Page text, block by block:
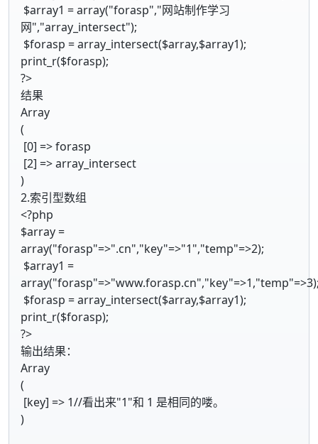
$array1 = array("forasp","网站制作学习
网","array_intersect");
$forasp = array_intersect($array,$array1);
print_r($forasp);
?>
结果
Array
(
[0] => forasp
[2] => array_intersect
)
2.索引型数组
<?php
$array =
array("forasp"=>".cn","key"=>"1","temp"=>2);
$array1 =
$forasp = array_intersect($array,$array1);
print_r($forasp);
?>
输出结果：
Array
(
[key] => 1//看出来"1"和 1 是相同的喽。
)